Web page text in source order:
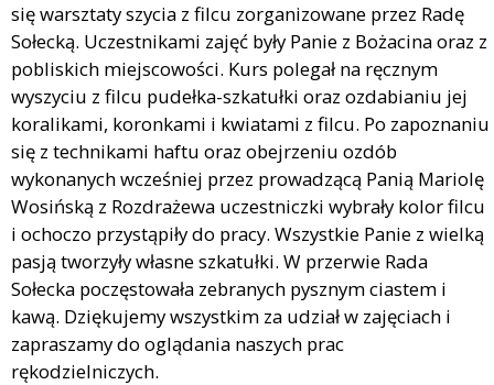
się warsztaty szycia z filcu zorganizowane przez Radę
Sołecką. Uczestnikami zajęć były Panie z Bożacina oraz z
pobliskich miejscowości. Kurs polegał na ręcznym
wyszyciu z filcu pudełka-szkatułki oraz ozdabianiu jej
koralikami, koronkami i kwiatami z filcu. Po zapoznaniu
się z technikami haftu oraz obejrzeniu ozdób
wykonanych wcześniej przez prowadzącą Panią Mariolę
Wosińską z Rozdrażewa uczestniczki wybrały kolor filcu
i ochoczo przystąpiły do pracy. Wszystkie Panie z wielką
pasją tworzyły własne szkatułki. W przerwie Rada
Sołecka poczęstowała zebranych pysznym ciastem i
kawą. Dziękujemy wszystkim za udział w zajęciach i
zapraszamy do oglądania naszych prac
rękodzielniczych.